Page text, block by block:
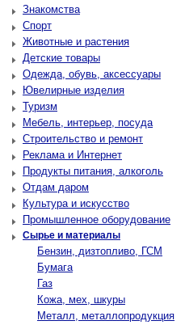
Знакомства
Спорт
Животные и растения
Детские товары
Одежда, обувь, аксессуары
Ювелирные изделия
Туризм
Мебель, интерьер, посуда
Строительство и ремонт
Реклама и Интернет
Продукты питания, алкоголь
Отдам даром
Культура и искусство
Промышленное оборудование
Сырье и материалы
Бензин, дизтопливо, ГСМ
Бумага
Газ
Кожа, мех, шкуры
Металл, металлопродукция